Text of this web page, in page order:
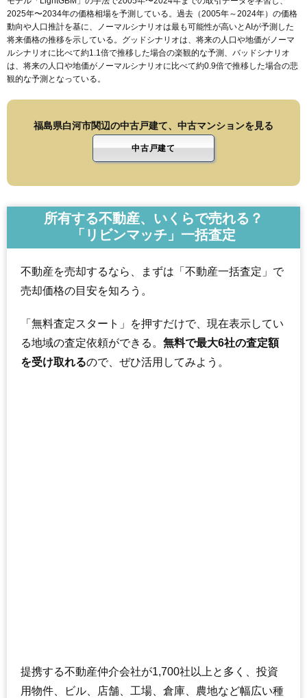
2025年〜2034年の価格相場を予測している。過去（2005年～2024年）の価格
動向や人口推計を基に、ノーマルシナリオは最も可能性が高いとAIが予測した
将来価格の推移を示している。グッドシナリオは、将来の人口や地価がノーマ
ルシナリオに比べて約1.1倍で推移した場合の楽観的な予測、バッドシナリオ
は、将来の人口や地価がノーマルシナリオに比べて約0.9倍で推移した場合の悲
観的な予測となっている。
福島県白河市関辺の中古戸建て、中古マンションを見る
中古戸建て
所有する不動産、いくらで売れる？
「リビンマッチ」一括査定
不動産を売却するなら、まずは「不動産一括査定」で
売却価格の目安を知ろう。
「無料査定スタート」を押すだけで、現在表示してい
る地域の査定依頼ができる。 無料で最大6社の査定額
を受け取れるので、ぜひ活用してみよう。
提携する不動産仲介会社が1,700社以上と多く、投資
用物件、ビル、店舗、工場、倉庫、農地など幅広い種